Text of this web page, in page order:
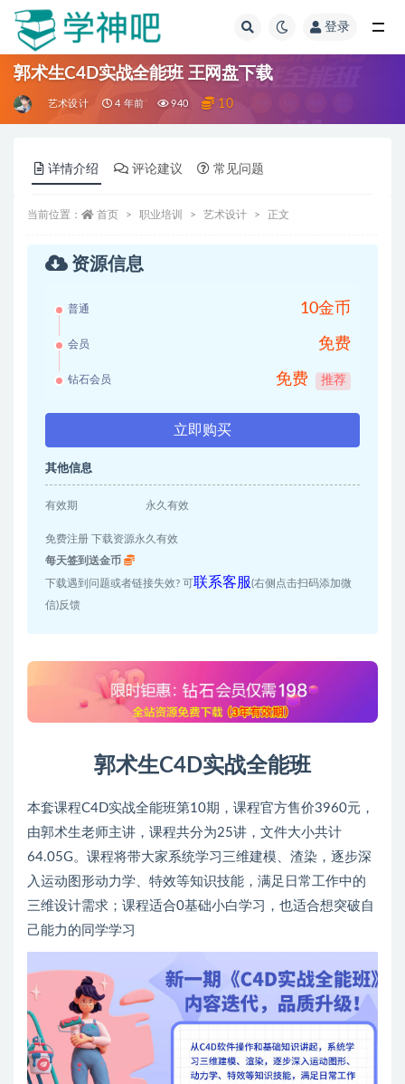
登录
郭术生C4D实战全能班 王网盘下载
艺术设计 4 年前 940 10
详情介绍 评论建议 常见问题
当前位置： 首页 职业培训 艺术设计 正文
资源信息
普通 10金币
会员 免费
钻石会员 免费 推荐
立即购买
其他信息
有效期 永久有效
免费注册 下载资源永久有效
每天签到送金币
下载遇到问题或者链接失效? 可 联系客服(右侧点击扫码添加微
信)反馈
郭术生C4D实战全能班
本套课程C4D实战全能班第10期，课程官方售价3960元，
由郭术生老师主讲，课程共分为25讲，文件大小共计
64.05G。课程将带大家系统学习三维建模、渣染，逐步深
入运动图形动力学、特效等知识技能，满足日常工作中的
三维设计需求；课程适合0基础小白学习，也适合想突破自
己能力的同学学习